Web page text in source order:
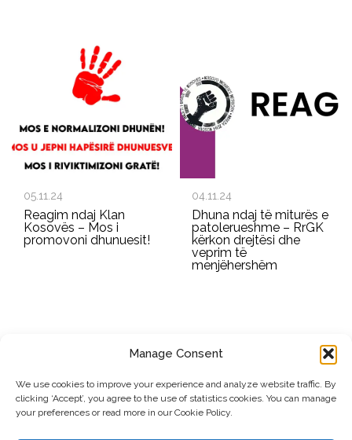
Manage Consent
We use cookies to improve your experience and analyze website traffic. By
clicking ‘Accept’, you agree to the use of statistics cookies. You can manage
your preferences or read more in our Cookie Policy.
05.11.24
Reagim ndaj Klan
Kosovës – Mos i
promovoni dhunuesit!
04.11.24
Dhuna ndaj të miturës e
patolerueshme – RrGK
kërkon drejtësi dhe
veprim të
menjëhershëm
Dërgo